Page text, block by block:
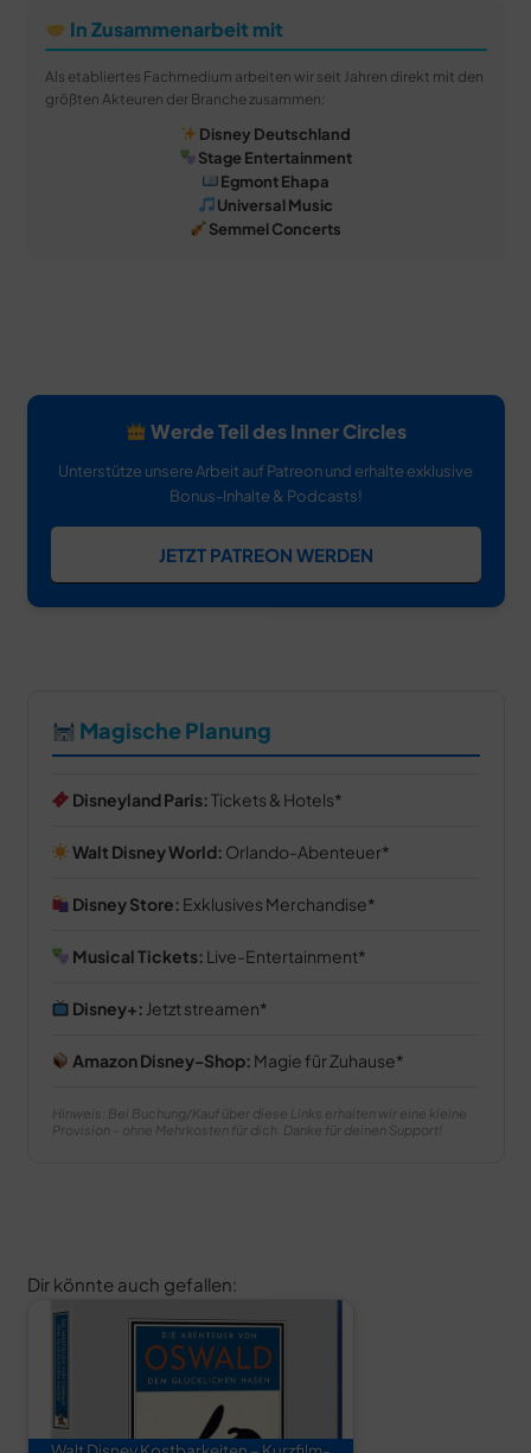
In Zusammenarbeit mit
Als etabliertes Fachmedium arbeiten wir seit Jahren direkt mit den
größten Akteuren der Branche zusammen:
Disney Deutschland
Stage Entertainment
Egmont Ehapa
Universal Music
Semmel Concerts
Werde Teil des Inner Circles
Unterstütze unsere Arbeit auf Patreon und erhalte exklusive
Bonus-Inhalte & Podcasts!
JETZT PATREON WERDEN
Magische Planung
Disneyland Paris:Tickets & Hotels
Walt Disney World: Orlando-Abenteuer
Disney Store: Exklusives Merchandise
Musical Tickets: Live-Entertainment
Disney+: Jetzt streamen
Amazon Disney-Shop: Magie für Zuhause
Hinweis: Bei Buchung/Kauf über diese Links erhalten wir eine kleine
Provision – ohne Mehrkosten für dich. Danke für deinen Support!
Dir könnte auch gefallen: